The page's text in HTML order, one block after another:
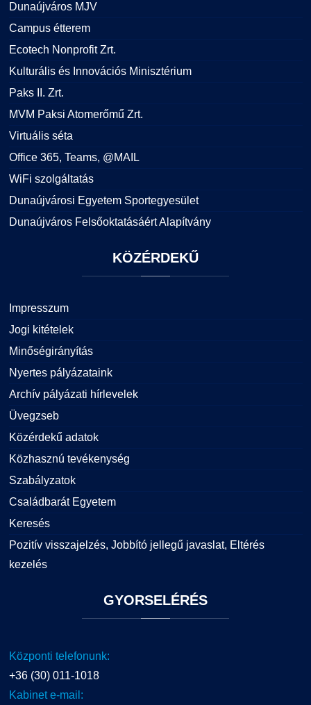
Dunaújváros MJV
Campus étterem
Ecotech Nonprofit Zrt.
Kulturális és Innovációs Minisztérium
Paks II. Zrt.
MVM Paksi Atomerőmű Zrt.
Virtuális séta
Office 365, Teams, @MAIL
WiFi szolgáltatás
Dunaújvárosi Egyetem Sportegyesület
Dunaújváros Felsőoktatásáért Alapítvány
KÖZÉRDEKŰ
Impresszum
Jogi kitételek
Minőségirányítás
Nyertes pályázataink
Archív pályázati hírlevelek
Üvegzseb
Közérdekű adatok
Közhasznú tevékenység
Szabályzatok
Családbarát Egyetem
Keresés
Pozitív visszajelzés, Jobbító jellegű javaslat, Eltérés
kezelés
GYORSELÉRÉS
Központi telefonunk:
+36 (30) 011-1018
Kabinet e-mail: